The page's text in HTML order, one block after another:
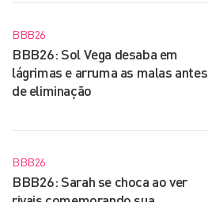
BBB26
BBB26: Sol Vega desaba em
lágrimas e arruma as malas antes
de eliminação
BBB26
BBB26: Sarah se choca ao ver